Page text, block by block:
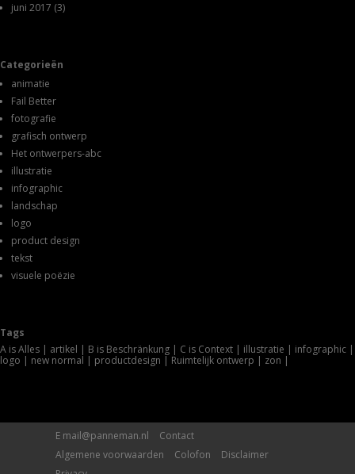
juni 2017 (3)
Categorieën
animatie
Fail Better
fotografie
grafisch ontwerp
Het ontwerpers-abc
illustratie
infographic
landschap
logo
product design
tekst
visuele poëzie
Tags
A is Alles
artikel B is Beschränkung C is Context illustratie
infographic
logo
new normal productdesign Ruimtelijk ontwerp zon
E mail@panneman.nl
Contact
Algemene voorwaarden
Colofon
Disclaimer